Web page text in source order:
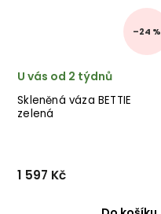
–24 %
Skleněná váza BETTIE
zelená
U vás od 2 týdnů
1 597 Kč